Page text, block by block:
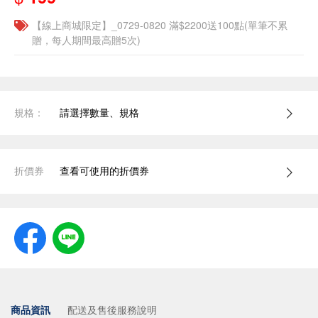
【線上商城限定】_0729-0820 滿$2200送100點(單筆不累
贈，每人期間最高贈5次)
規格： 請選擇數量、規格
折價券 查看可使用的折價券
商品資訊 配送及售後服務說明